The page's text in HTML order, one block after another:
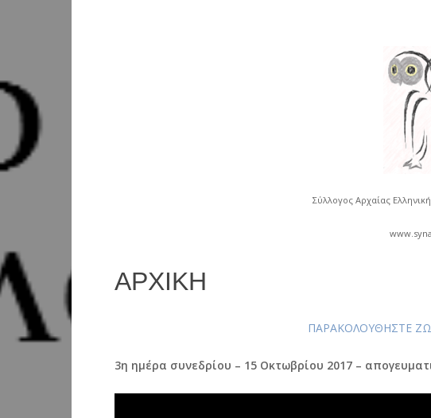
Σύλλογος Αρχαίας
ΑΡΧΙΚΉ
ΠΑΡΑΚΟΛΟΥΘΗΣΤΕ
3η ημέρα συνεδρίου – 15 Οκτωβρίου 2017 –